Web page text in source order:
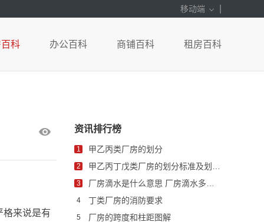
移动端
科 办公百科 商铺百科 租房百科
格来说是有
资讯排行榜
1 甲乙丙类厂房的划分
2
3
4 丁类厂房的消防要求
5 厂房的跨度和柱距图解